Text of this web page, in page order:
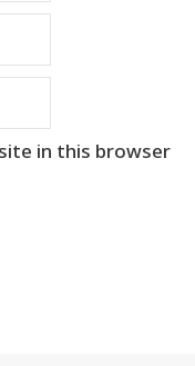
in this browser